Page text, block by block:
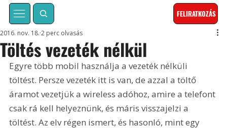
FELIRATKOZÁS
Töltés vezeték nélkül
2016. nov. 18. 2 perc olvasás
Egyre több mobil használja a vezeték nélküli
töltést. Persze vezeték itt is van, de azzal a töltő
áramot vezetjük a wireless adóhoz, amire a telefont
csak rá kell helyeznünk, és máris visszajelzi a
töltést. Az elv régen ismert, és hasonló, mint egy